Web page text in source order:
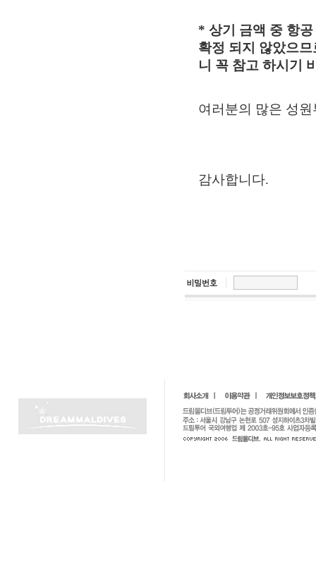
* 상기 금액 중 항
확정 되지 않았으
니 꼭 참고 하시기
여러분의 많은 성
감사합니다.